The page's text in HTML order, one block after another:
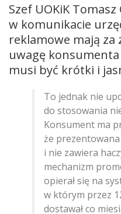
Szef UOKiK
w komunikacie
reklamowe mają za
uwagę
musi być krótki i
To jednak nie
do stosowania
Konsument ma
że
i nie zawiera
mechanizm
opierał się na
w którym przez
dostawał co